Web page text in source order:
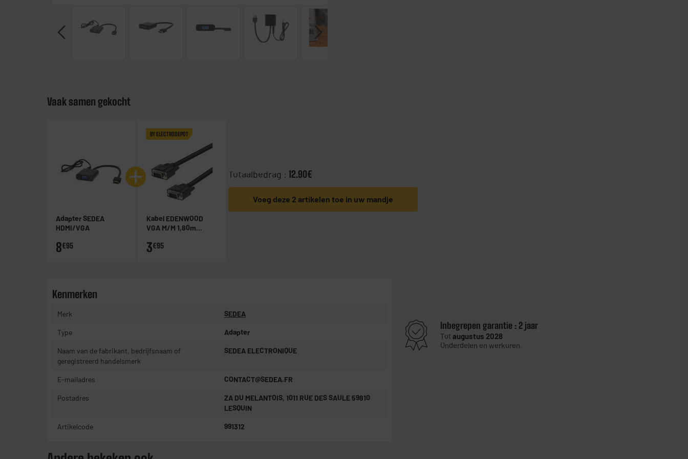
Vaak samen gekocht
Adapter SEDEA
HDMI/VGA
8€95
BY ELECTRODEPOT
Kabel EDENWOOD
VGA M/M 1,80m
3€95
Totaalbedrag : 12.90€
Voeg deze 2 artikelen toe in uw mandje
Inbegrepen garantie : 2 jaar
Totaugustus 2028
Onderdelen en werkuren.
Kenmerken
Merk SEDEA
Type Adapter
Naam van de fabrikant, bedrijfsnaam of
geregistreerd handelsmerk
SEDEA ELECTRONIQUE
E-mailadres CONTACT@SEDEA.FR
Postadres
ZA DU MELANTOIS, 1011 RUE DES SAULE 59810
LESQUIN
Artikelcode 991312